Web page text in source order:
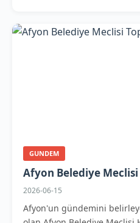
GUNDEM
Afyon Belediye Meclisi
2026-06-15
Afyon'un gündemini